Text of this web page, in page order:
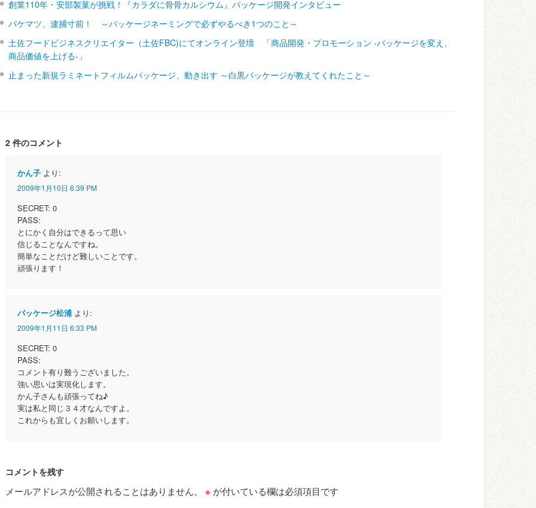
創業110年・安部製菓が挑戦！『カラダに骨骨カルシウム』パッケージ開発インタビュー
パケマツ、逮捕寸前！ ～パッケージネーミングで必ずやるべき1つのこと～
土佐フードビジネスクリエイター（土佐FBC)にてオンライン登壇 「商品開発・プロモーション ‐パッケージを変え、
商品価値を上げる‐」
止まった新規ラミネートフィルムパッケージ、動き出す ～白黒パッケージが教えてくれたこと～
2 件のコメント
かん子 より:
2009年1月10日 6:39 PM
SECRET: 0
PASS:
とにかく自分はできるって思い
信じることなんですね。
簡単なことだけど難しいことです。
頑張ります！
パッケージ松浦 より:
2009年1月11日 6:33 PM
SECRET: 0
PASS:
コメント有り難うございました。
強い思いは実現化します。
かん子さんも頑張ってね♪
実は私と同じ３４才なんですよ。
これからも宜しくお願いします。
コメントを残す
メールアドレスが公開されることはありません。 ※ が付いている欄は必須項目です